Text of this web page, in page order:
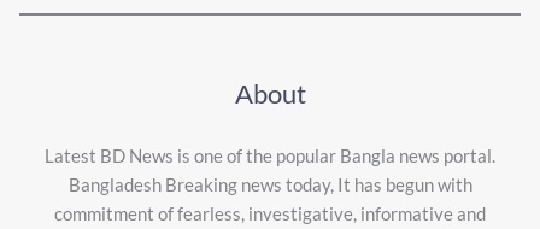
About
Latest BD News is one of the popular Bangla news portal.
Bangladesh Breaking news today, It has begun with
commitment of fearless, investigative, informative and